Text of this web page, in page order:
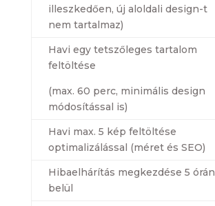
illeszkedően, új aloldali design-t
nem tartalmaz)
Havi egy tetszőleges tartalom
feltöltése
(max. 60 perc, minimális design
módosítással is)
Havi max. 5 kép feltöltése
optimalizálással (méret és SEO)
Hibaelhárítás megkezdése 5 órán
belül